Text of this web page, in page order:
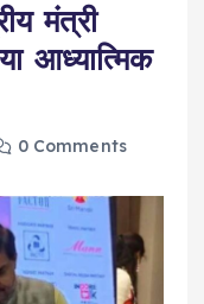
मंत्री
आध्यात्मिक
0 Comments